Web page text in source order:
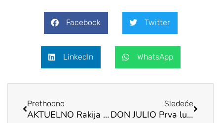
Facebook Twitter
LinkedIn WhatsApp
Prethodno
AKTUELNO Rakija od divlje kruške postaje trend
Sledeće
DON JULIO Prva luksuzna tekila na svetu